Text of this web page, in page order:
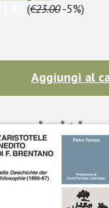
(€23.00-5%)
Aggiungi al
sulle